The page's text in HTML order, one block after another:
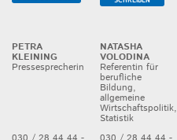
PETRA
KLEINING
Pressesprecherin
NATASHA
VOLODINA
Referentin für
berufliche
Bildung,
allgemeine
Wirtschaftspolitik,
Statistik